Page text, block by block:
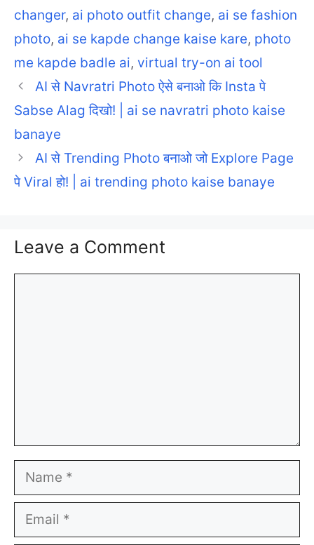
changer, ai photo outfit change, ai se fashion
photo, ai se kapde change kaise kare, photo
me kapde badle ai, virtual try-on ai tool
AI से Navratri Photo ऐसे बनाओ कि Insta पे
Sabse Alag दिखो! | ai se navratri photo kaise
banaye
AI से Trending Photo बनाओ जो Explore Page
पे Viral हो! | ai trending photo kaise banaye
Leave a Comment
Name
Email